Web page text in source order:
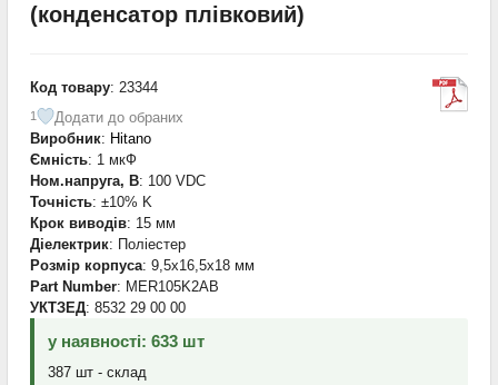
(конденсатор плівковий)
Код товару: 23344
1
Додати до обраних
Виробник: Hitano
Ємність: 1 мкФ
Ном.напруга, В: 100 VDC
Точність: ±10% K
Крок виводів: 15 мм
Діелектрик: Поліестер
Розмір корпуса: 9,5x16,5x18 мм
Part Number: MER105K2AB
УКТЗЕД: 8532 29 00 00
у наявності: 633 шт
387 шт - склад